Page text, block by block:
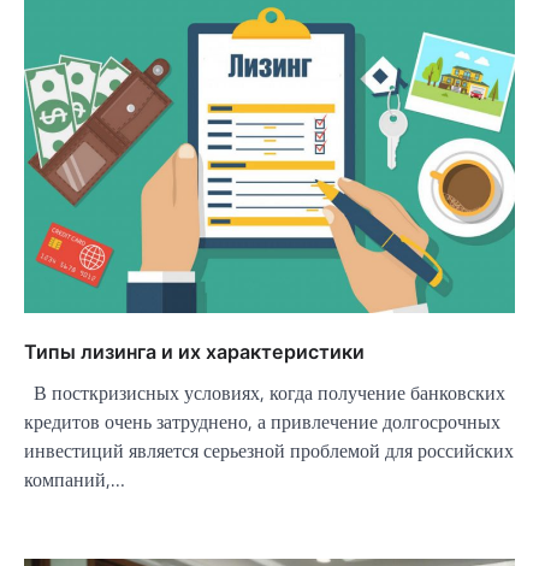
Типы лизинга и их характеристики
В посткризисных условиях, когда получение банковских
кредитов очень затруднено, а привлечение долгосрочных
инвестиций является серьезной проблемой для российских
компаний,…